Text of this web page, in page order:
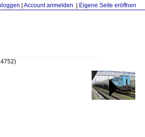
Account anmelden Eigene Seite eröffnen